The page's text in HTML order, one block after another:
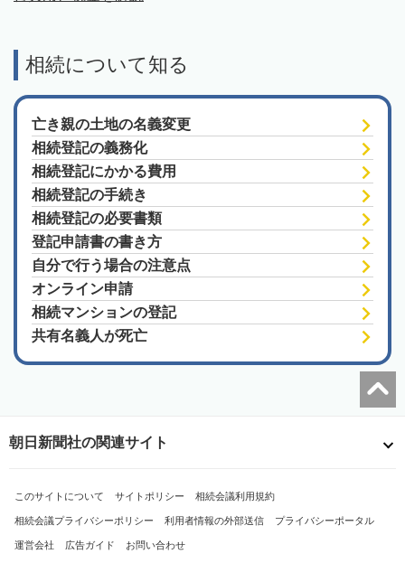
相続について知る
亡き親の土地の名義変更
相続登記の義務化
相続登記にかかる費用
相続登記の手続き
相続登記の必要書類
登記申請書の書き方
自分で行う場合の注意点
オンライン申請
相続マンションの登記
共有名義人が死亡
朝日新聞社の関連サイト
このサイトについて サイトポリシー 相続会議利用規約
相続会議プライバシーポリシー 利用者情報の外部送信 プライバシーポータル
運営会社 広告ガイド お問い合わせ